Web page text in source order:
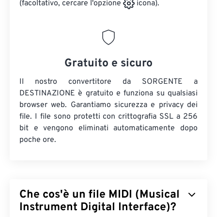
(facoltativo, cercare l'opzione icona).
Gratuito e sicuro
Il nostro convertitore da SORGENTE a
DESTINAZIONE è gratuito e funziona su qualsiasi
browser web. Garantiamo sicurezza e privacy dei
file. I file sono protetti con crittografia SSL a 256
bit e vengono eliminati automaticamente dopo
poche ore.
Che cos'è un file MIDI (Musical
Instrument Digital Interface)?